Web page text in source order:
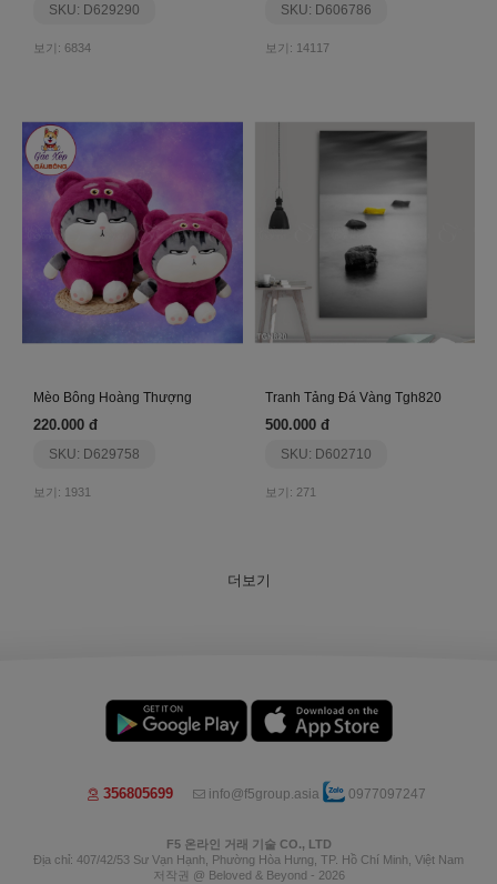
SKU: D629290
보기: 6834
SKU: D606786
보기: 14117
Mèo Bông Hoàng Thượng
220.000 đ
SKU: D629758
보기: 1931
Tranh Tảng Đá Vàng Tgh820
500.000 đ
SKU: D602710
보기: 271
더보기
356805699 info@f5group.asia 0977097247
F5 온라인 거래 기술 CO., LTD
Địa chỉ: 407/42/53 Sư Vạn Hạnh, Phường Hòa Hưng, TP. Hồ Chí Minh, Việt Nam
저작권 @ Beloved & Beyond - 2026